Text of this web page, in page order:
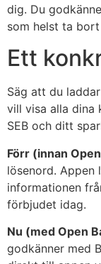
dig. Du
som helst ta
Ett
Säg att du
vill visa alla dina
SEB och ditt
Förr (innan
lösenord. Appen
informationen
förbjudet idag.
Nu (med Open
godkänner med